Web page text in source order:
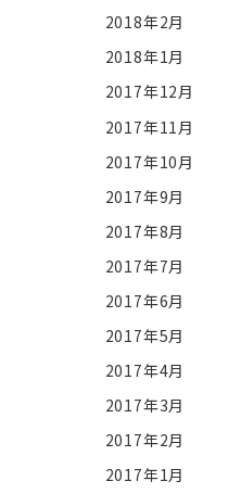
2018年2月
2018年1月
2017年12月
2017年11月
2017年10月
2017年9月
2017年8月
2017年7月
2017年6月
2017年5月
2017年4月
2017年3月
2017年2月
2017年1月